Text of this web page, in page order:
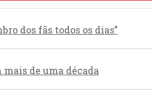
dos fãs todos os dias”
de uma década